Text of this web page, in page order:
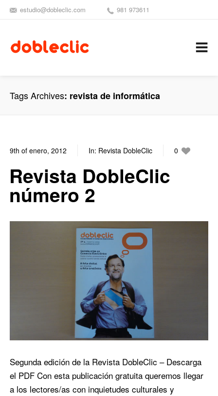
estudio@dobleclic.com 981 973611
Tags Archives revista de informática
9th of enero, 2012 In: Revista DobleClic
0
Revista DobleClic
número 2
Segunda edición de la Revista DobleClic – Descarga
el PDF Con esta publicación gratuita queremos llegar
a los lectores/as con inquietudes culturales y